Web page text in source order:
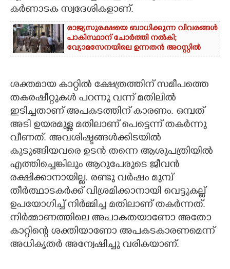
കർണാടക സ്വദേശികളാണ്.
രാജ്യസുരക്ഷയെ ബാധിക്കുന്ന വിവരങ്ങൾ
പാകിസ്ഥാന് ചോ‌ർത്തി നൽകി;
വ്യോമസേനയിലെ ഉന്നതൻ അറസ്റ്റിൽ
ശക്തമായ കാറ്റിൽ ക്ഷേത്രത്തിന് സമീപത്തെ
തകരഷീറ്റുകൾ പറന്നു വന്ന് മതിലിൽ
ഇടിച്ചതാണ് അപകടത്തിന് കാരണം. ഒമ്പത്
അടി ഉയരമുള്ള മതിലാണ് പെട്ടെന്ന് തകർന്നു
വീണത്. അവശിഷ്ടങ്ങൾക്കിടയിൽ
കുടുങ്ങിയവരെ ഉടൻ തന്നെ ആശുപത്രിയിൽ
എത്തിച്ചെങ്കിലും ആറുപേരുടെ ജീവൻ
രക്ഷിക്കാനായില്ല. രണ്ടു വർഷം മുമ്പ്
തീർത്ഥാടകർക്ക് വിശ്രമിക്കാനായി വെട്ടുകല്ല്
ഉപയോഗിച്ച് നിർമ്മിച്ച മതിലാണ് തകർന്നത്.
നിർമ്മാണത്തിലെ അപാകതയാണോ അതോ
കാറ്റിന്റെ ശക്തിയാണോ അപകടകാരണമെന്ന്
അധികൃതർ അന്വേഷിച്ചു വരികയാണ്.